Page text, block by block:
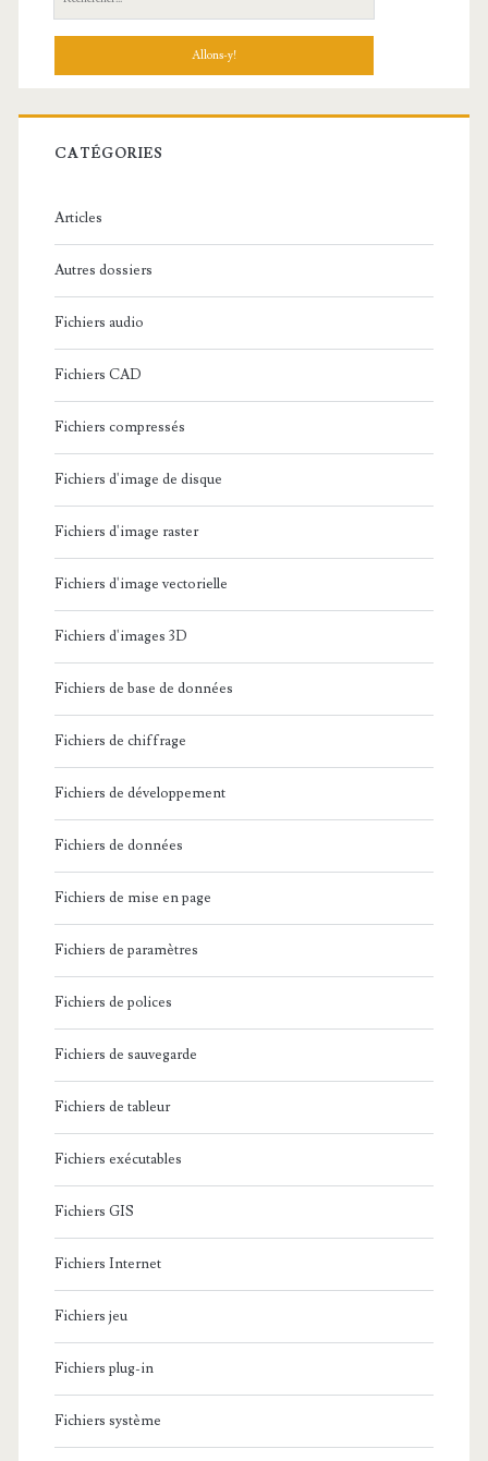
e
h
r
c
:
CATÉGORIES
Articles
Autres dossiers
Fichiers audio
Fichiers CAD
Fichiers compressés
Fichiers d'image de disque
Fichiers d'image raster
Fichiers d'image vectorielle
Fichiers d'images 3D
Fichiers de base de données
Fichiers de chiffrage
Fichiers de développement
Fichiers de données
Fichiers de mise en page
Fichiers de paramètres
Fichiers de polices
Fichiers de sauvegarde
Fichiers de tableur
Fichiers exécutables
Fichiers GIS
Fichiers Internet
Fichiers jeu
Fichiers plug-in
Fichiers système